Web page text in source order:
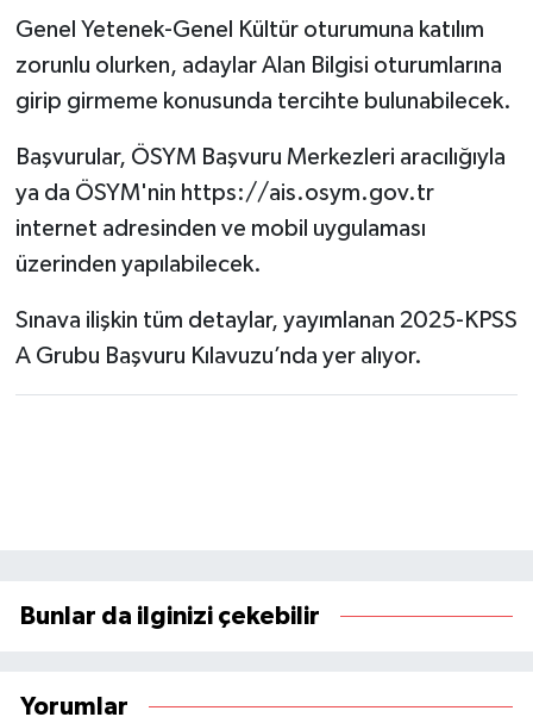
Genel Yetenek-Genel Kültür oturumuna katılım
zorunlu olurken, adaylar Alan Bilgisi oturumlarına
girip girmeme konusunda tercihte bulunabilecek.
Başvurular, ÖSYM Başvuru Merkezleri aracılığıyla
ya da ÖSYM'nin https://ais.osym.gov.tr
internet adresinden ve mobil uygulaması
üzerinden yapılabilecek.
Sınava ilişkin tüm detaylar, yayımlanan 2025-KPSS
A Grubu Başvuru Kılavuzu’nda yer alıyor.
Bunlar da ilginizi çekebilir
Yorumlar